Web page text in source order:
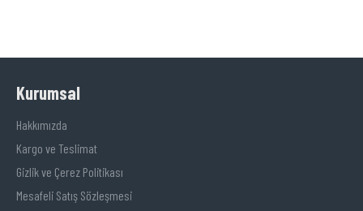
Kurumsal
Hakkımızda
Kargo ve Teslimat
Gizlik ve Çerez Politikası
Mesafeli Satış Sözleşmesi